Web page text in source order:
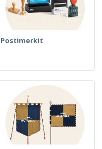
Postimerkit